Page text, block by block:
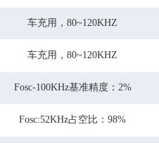
车充用，80~120KHZ
车充用，80~120KHZ
Fosc-100KHz基准精度：2%
Fosc:52KHz占空比：98%